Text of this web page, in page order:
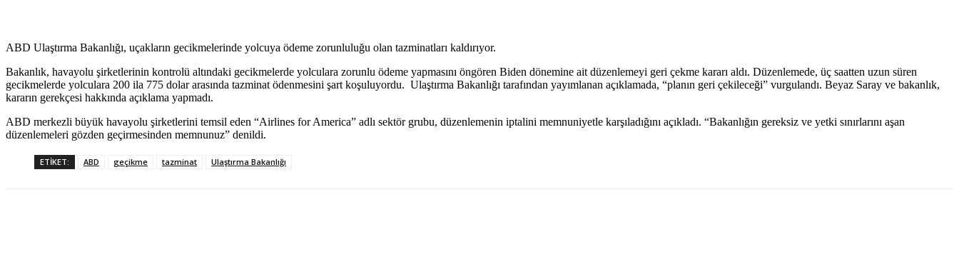
ABD Ulaştırma Bakanlığı, uçakların gecikmelerinde yolcuya ödeme zorunluluğu olan tazminatları kaldırıyor.
Bakanlık, havayolu şirketlerinin kontrolü altındaki gecikmelerde yolculara zorunlu ödeme yapmasını öngören Biden dönemine ait düzenlemeyi geri çekme kararı aldı. Düzenlemede, üç saatten uzun süren
gecikmelerde yolculara 200 ila 775 dolar arasında tazminat ödenmesini şart koşuluyordu. Ulaştırma Bakanlığı tarafından yayımlanan açıklamada, “planın geri çekileceği” vurgulandı. Beyaz Saray ve bakanlık,
kararın gerekçesi hakkında açıklama yapmadı.
ABD merkezli büyük havayolu şirketlerini temsil eden “Airlines for America” adlı sektör grubu, düzenlemenin iptalini memnuniyetle karşıladığını açıkladı. “Bakanlığın gereksiz ve yetki sınırlarını aşan
düzenlemeleri gözden geçirmesinden memnunuz” denildi.
ETIKET: ABD geçikme tazminat Ulaştırma Bakanlığı